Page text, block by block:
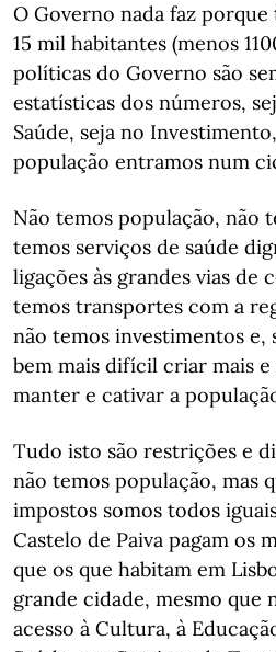
O Governo nada faz
15 mil habitantes (menos
políticas do Governo são
estatísticas dos números,
Saúde, seja no
população entramos num
Não temos população, não
temos serviços de saúde
ligações às grandes vias de
temos transportes com a
não temos investimentos e,
bem mais difícil criar mais
manter e cativar a
Tudo isto são restrições e
não temos população, mas
impostos somos todos
Castelo de Paiva pagam os
que os que habitam em
grande cidade, mesmo que
acesso à Cultura, à